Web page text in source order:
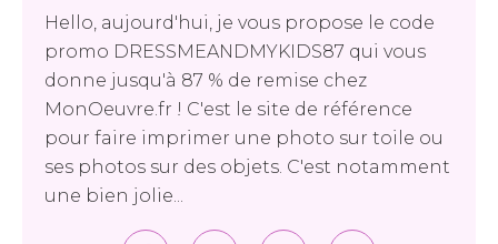
Hello, aujourd'hui, je vous propose le code
promo DRESSMEANDMYKIDS87 qui vous
donne jusqu'à 87 % de remise chez
MonOeuvre.fr ! C'est le site de référence
pour faire imprimer une photo sur toile ou
ses photos sur des objets. C'est notamment
une bien jolie...